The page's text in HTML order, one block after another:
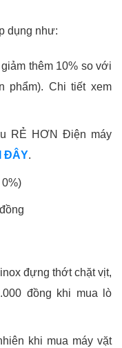
dụng như:
thêm 10% so với
phẩm). Chi tiết xem
RẺ HƠN Điện máy
ĐÂY.
đựng thớt chặt vịt,
đồng khi mua lò
khi mua máy vặt